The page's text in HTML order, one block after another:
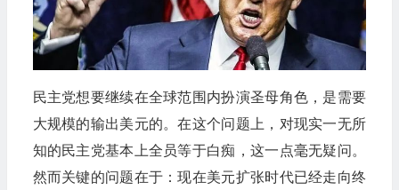
民主党想要继续在全球范围内扮演圣母角色，是需要
大规模的输出美元的。在这个问题上，对现实一无所
知的民主党基本上全员等于白痴，这一点毫无疑问。
然而关键的问题在于：现在美元扩张时代已经走向终